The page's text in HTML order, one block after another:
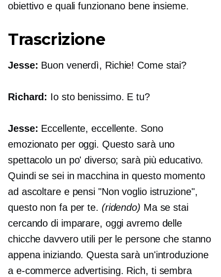
obiettivo e quali funzionano bene insieme.
Trascrizione
Jesse: Buon venerdì, Richie! Come stai?
Richard: Io sto benissimo. E tu?
Jesse: Eccellente, eccellente. Sono
emozionato per oggi. Questo sarà uno
spettacolo un po' diverso; sarà più educativo.
Quindi se sei in macchina in questo momento
ad ascoltare e pensi "Non voglio istruzione",
questo non fa per te. (ridendo) Ma se stai
cercando di imparare, oggi avremo delle
chicche davvero utili per le persone che stanno
appena iniziando. Questa sarà un'introduzione
a e-commerceadvertising. Rich, ti sembra